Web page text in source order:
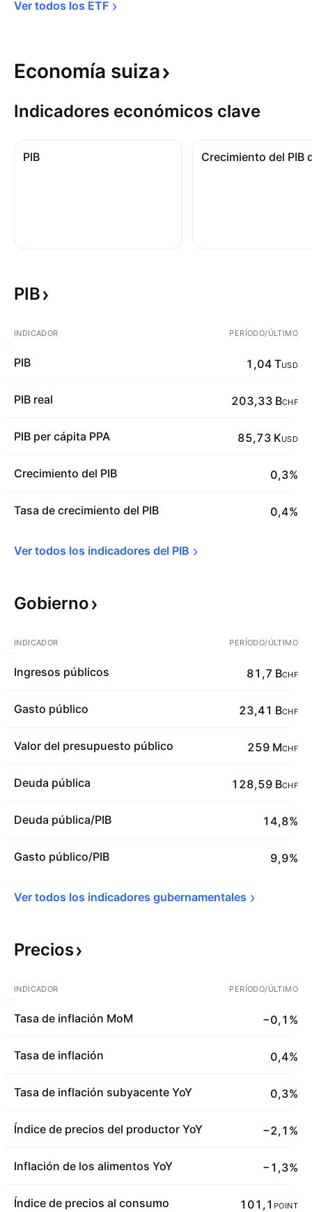
Ver todos los ETF
Economía suiza
Indicadores económicos clave
PIB
PIB
INDICADOR PERÍODO/ÚLTIMO
PIB 1,04 TUSD
PIB real 203,33 BCHF
PIB per cápita PPA 85,73 KUSD
Crecimiento del PIB 0,3%
Tasa de crecimiento del PIB 0,4%
Ver todos los indicadores del PIB
Gobierno
INDICADOR PERÍODO/ÚLTIMO
Ingresos públicos 81,7 BCHF
Gasto público 23,41 BCHF
Valor del presupuesto público 259 MCHF
Deuda pública 128,59 BCHF
Deuda pública/PIB 14,8%
Gasto público/PIB 9,9%
Ver todos los indicadores gubernamentales
Precios
INDICADOR PERÍODO/ÚLTIMO
Tasa de inflación MoM −0,1%
Tasa de inflación 0,4%
Tasa de inflación subyacente YoY 0,3%
Índice de precios del productor YoY −2,1%
Inflación de los alimentos YoY −1,3%
Índice de precios al consumo 101,1 POINT